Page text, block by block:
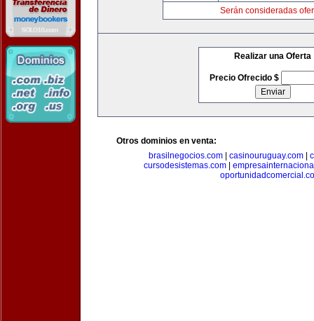
Serán consideradas
Realizar una Oferta
Precio Ofrecido $
Otros dominios en venta:
brasilnegocios.com| casinouruguay.com|
cursodesistemas.com